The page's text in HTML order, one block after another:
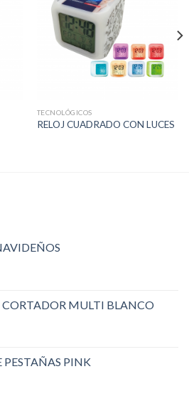
TECNOLÓGICOS
RELOJ CUADRADO CON LUCES
CORTADOR MULTI BLANCO
PESTAÑAS PINK